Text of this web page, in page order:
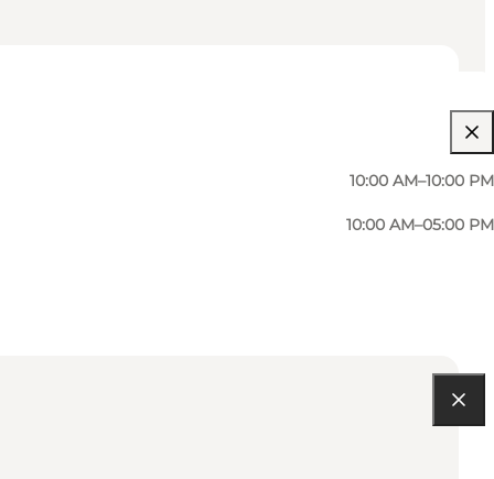
10:00 AM–10:00 PM
10:00 AM–05:00 PM